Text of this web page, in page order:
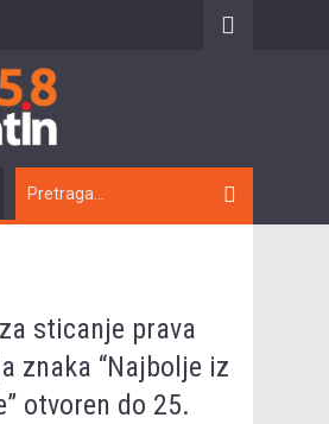
sticanje prava
znaka “Najbolje iz
otvoren do 25.